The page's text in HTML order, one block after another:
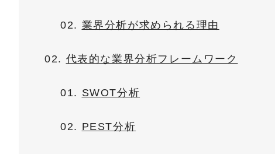
業界分析が求められる理由
代表的な業界分析フレームワーク
SWOT分析
PEST分析